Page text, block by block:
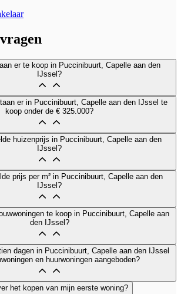
er te koop in Puccinibuurt, Capelle aan den
IJssel?
er in Puccinibuurt, Capelle aan den IJssel te
koop onder de € 325.000?
huizenprijs in Puccinibuurt, Capelle aan den
IJssel?
prijs per m² in Puccinibuurt, Capelle aan den
IJssel?
te koop in Puccinibuurt, Capelle aan
den IJssel?
dagen in Puccinibuurt, Capelle aan den IJssel
en huurwoningen aangeboden?
het kopen van mijn eerste woning?